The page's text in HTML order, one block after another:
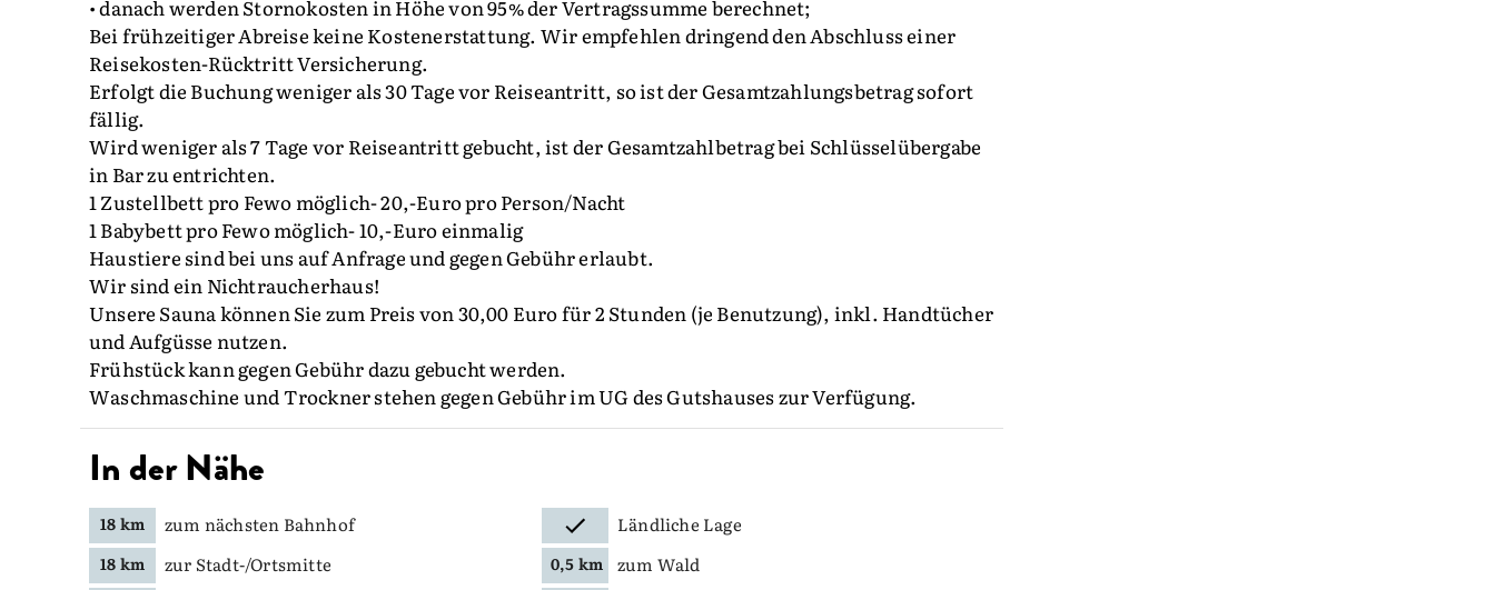
• danach werden Stornokosten in Höhe von 95% der Vertragssumme berechnet;
Bei frühzeitiger Abreise keine Kostenerstattung. Wir empfehlen dringend den Abschluss einer
Reisekosten-Rücktritt Versicherung.
Erfolgt die Buchung weniger als 30 Tage vor Reiseantritt, so ist der Gesamtzahlungsbetrag sofort
fällig.
Wird weniger als 7 Tage vor Reiseantritt gebucht, ist der Gesamtzahlbetrag bei Schlüsselübergabe
in Bar zu entrichten.
1 Zustellbett pro Fewo möglich- 20,-Euro pro Person/Nacht
1 Babybett pro Fewo möglich- 10,-Euro einmalig
Haustiere sind bei uns auf Anfrage und gegen Gebühr erlaubt.
Wir sind ein Nichtraucherhaus!
Unsere Sauna können Sie zum Preis von 30,00 Euro für 2 Stunden (je Benutzung), inkl. Handtücher
und Aufgüsse nutzen.
Frühstück kann gegen Gebühr dazu gebucht werden.
Waschmaschine und Trockner stehen gegen Gebühr im UG des Gutshauses zur Verfügung.
In der Nähe
18 km zum nächsten Bahnhof Ländliche Lage
18 km zur Stadt-/Ortsmitte 0,5 km zum Wald